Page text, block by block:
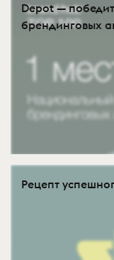
Depot —
брендинговых
Рецепт